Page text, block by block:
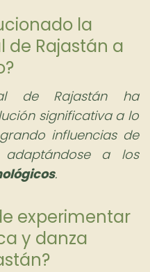
la
de Rajastán a
de Rajastán ha
significativa a lo
influencias de
a los
.
experimentar
y danza